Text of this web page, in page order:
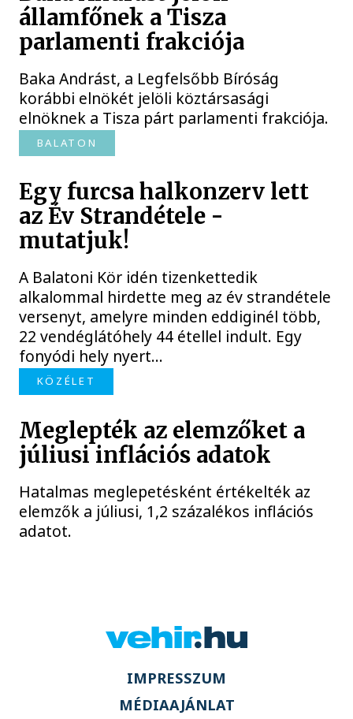
államfőnek a Tisza
parlamenti frakciója
Baka Andrást, a Legfelsőbb Bíróság
korábbi elnökét jelöli köztársasági
elnöknek a Tisza párt parlamenti frakciója.
BALATON
Egy furcsa halkonzerv lett
az Év Strandétele -
mutatjuk!
A Balatoni Kör idén tizenkettedik
alkalommal hirdette meg az év strandétele
versenyt, amelyre minden eddiginél több,
22 vendéglátóhely 44 étellel indult. Egy
fonyódi hely nyert...
KÖZÉLET
Meglepték az elemzőket a
júliusi inflációs adatok
Hatalmas meglepetésként értékelték az
elemzők a júliusi, 1,2 százalékos inflációs
adatot.
IMPRESSZUM
MÉDIAAJÁNLAT